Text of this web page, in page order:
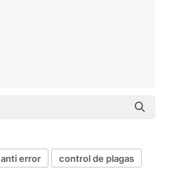
anti error control de plagas